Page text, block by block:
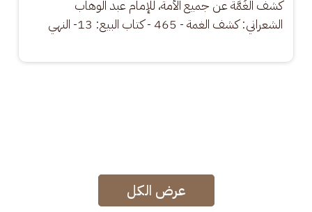
كشف الغُمَّة عن جميع الأمة، للإمام عبد الوهاب
الشعراني: كشف الغمة - 465 - كتاب البيع: 13- النهي
عرض الكل